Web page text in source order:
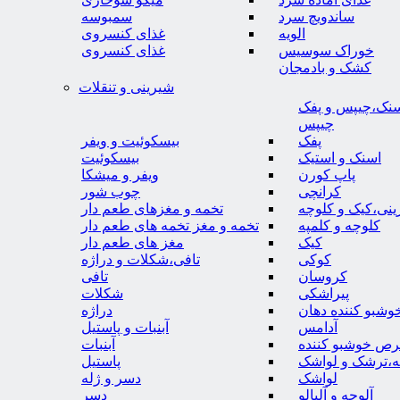
ساندویچ سرد
الویه
خوراک سوسیس
کشک و بادمجان
سمبوسه
غذای کنسروی
غذای کنسروی
شیرینی و تنقلات
و پفک
چیپس
پفک
اسنک و استیک
پاپ کورن
کرانچی
و کلوچه
کلوچه و کلمپه
کیک
کوکی
کروسان
پیراشکی
کننده دهان
آدامس
خوشبو کننده
و لواشک
لواشک
آلوچه و آلبالو
بیسکوئیت و ویفر
بیسکوئیت
ویفر و میشکا
چوب شور
تخمه و مغزهای طعم دار
تخمه و مغز تخمه های طعم دار
مغز های طعم دار
تافی،شکلات و دراژه
تافی
شکلات
دراژه
آبنبات و پاستیل
آبنبات
پاستیل
دسر و ژله
دسر